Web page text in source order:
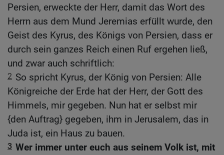
Persien, erweckte der Herr, damit das Wort des
Herrn aus dem Mund Jeremias erfüllt wurde, den
Geist des Kyrus, des Königs von Persien, dass er
durch sein ganzes Reich einen Ruf ergehen ließ,
und zwar auch schriftlich:
2 So spricht Kyrus, der König von Persien: Alle
Königreiche der Erde hat der Herr, der Gott des
Himmels, mir gegeben. Nun hat er selbst mir
{den Auftrag} gegeben, ihm in Jerusalem, das in
Juda ist, ein Haus zu bauen.
3 Wer immer unter euch aus seinem Volk ist, mit